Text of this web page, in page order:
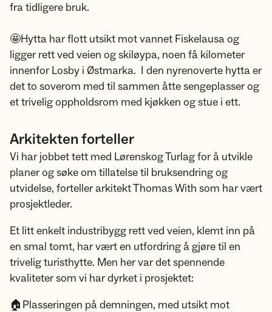
fra tidligere bruk.
🤩Hytta har flott utsikt mot vannet Fiskelausa og
ligger rett ved veien og skiløypa, noen få kilometer
innenfor Losby i Østmarka. I den nyrenoverte hytta er
det to soverom med til sammen åtte sengeplasser og
et trivelig oppholdsrom med kjøkken og stue i ett.
Arkitekten forteller
Vi har jobbet tett med Lørenskog Turlag for å utvikle
planer og søke om tillatelse til bruksendring og
utvidelse, forteller arkitekt Thomas With som har vært
prosjektleder.
Et litt enkelt industribygg rett ved veien, klemt inn på
en smal tomt, har vært en utfordring å gjøre til en
trivelig turisthytte. Men her var det spennende
kvaliteter som vi har dyrket i prosjektet:
🏠Plasseringen på demningen, med utsikt mot